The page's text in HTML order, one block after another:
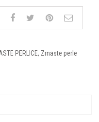
PERLICE, Zrnaste perle